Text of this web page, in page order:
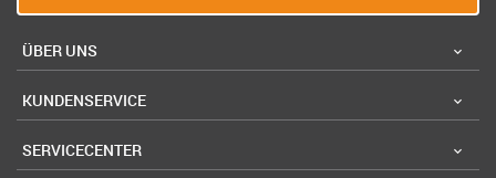
ÜBER UNS
KUNDENSERVICE
SERVICECENTER